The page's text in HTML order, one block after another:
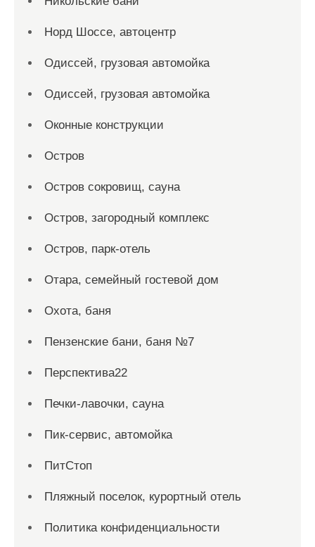
Норд Шоссе, автоцентр
Одиссей, грузовая автомойка
Одиссей, грузовая автомойка
Оконные конструкции
Остров
Остров сокровищ, сауна
Остров, загородный комплекс
Остров, парк-отель
Отара, семейный гостевой дом
Охота, баня
Пензенские бани, баня №7
Перспектива22
Печки-лавочки, сауна
Пик-сервис, автомойка
ПитСтоп
Пляжный поселок, курортный отель
Политика конфиденциальности